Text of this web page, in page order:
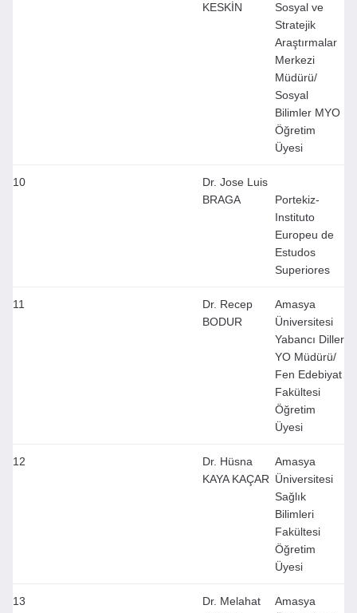
KESKİN
Sosyal ve
Stratejik
Araştırmalar
Merkezi
Müdürü/
Sosyal
Bilimler MYO
Öğretim
Üyesi
10
Dr. Jose Luis
BRAGA
Portekiz-
Instituto
Europeu de
Estudos
Superiores
11
Dr. Recep
BODUR
Amasya
Üniversitesi
Yabancı Diller
YO Müdürü/
Fen Edebiyat
Fakültesi
Öğretim
Üyesi
12
Dr. Hüsna
KAYA KAÇAR
Amasya
Üniversitesi
Sağlık
Bilimleri
Fakültesi
Öğretim
Üyesi
13
Dr. Melahat
Amasya